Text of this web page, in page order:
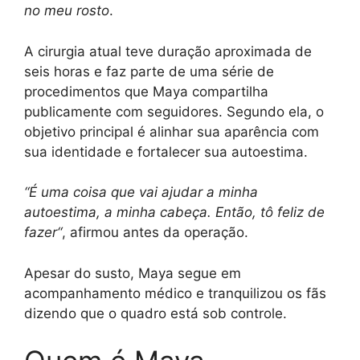
no meu rosto.
A cirurgia atual teve duração aproximada de
seis horas e faz parte de uma série de
procedimentos que Maya compartilha
publicamente com seguidores. Segundo ela, o
objetivo principal é alinhar sua aparência com
sua identidade e fortalecer sua autoestima.
“É uma coisa que vai ajudar a minha
autoestima, a minha cabeça. Então, tô feliz de
fazer“, afirmou antes da operação.
Apesar do susto, Maya segue em
acompanhamento médico e tranquilizou os fãs
dizendo que o quadro está sob controle.